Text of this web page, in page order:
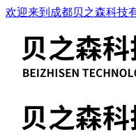
欢迎来到成都贝之森科技